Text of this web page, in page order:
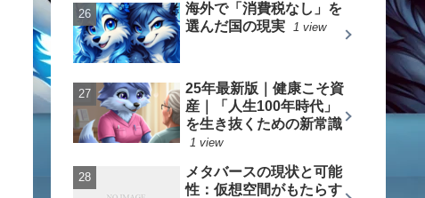
海外で「消費税なし」を
選んだ国の現実 1 view
25年最新版｜健康こそ資
産｜「人生100年時代」
を生き抜くための新常識
1 view
メタバースの現状と可能
性：仮想空間がもたらす